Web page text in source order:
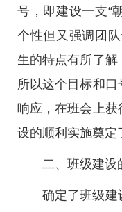
号，即建设一支“
个性但又强调团
生的特点有所了解
所以这个目标和
响应，在班会上获
设的顺利实施奠定
二、班级建设
确定了班级建